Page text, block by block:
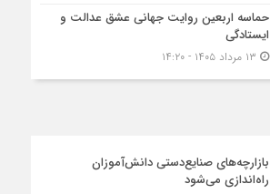
حماسه اربعین روایت جهانی عشق عدالت و
ایستادگی
بازارچه‌های صنایع‌دستی دانش‌آموزان
راه‌اندازی می‌شود